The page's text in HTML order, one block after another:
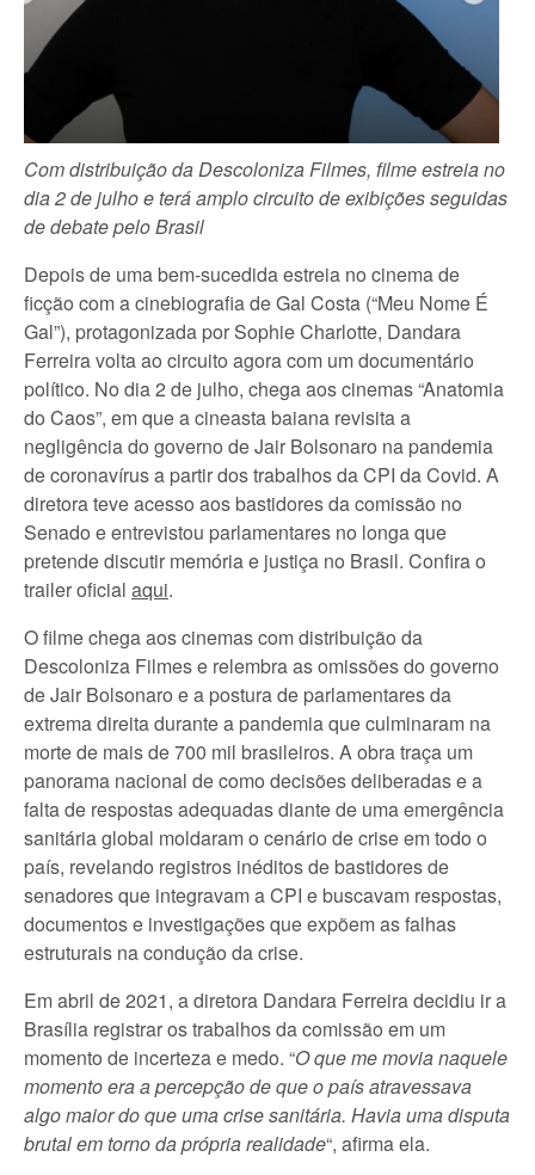
Com distribuição da Descoloniza Filmes, filme estreia no
dia 2 de julho e terá amplo circuito de exibições seguidas
de debate pelo Brasil
Depois de uma bem-sucedida estreia no cinema de
ficção com a cinebiografia de Gal Costa (“Meu Nome É
Gal”), protagonizada por Sophie Charlotte, Dandara
Ferreira volta ao circuito agora com um documentário
político. No dia 2 de julho, chega aos cinemas “Anatomia
do Caos”, em que a cineasta baiana revisita a
negligência do governo de Jair Bolsonaro na pandemia
de coronavírus a partir dos trabalhos da CPI da Covid. A
diretora teve acesso aos bastidores da comissão no
Senado e entrevistou parlamentares no longa que
pretende discutir memória e justiça no Brasil. Confira o
trailer oficial aqui.
O filme chega aos cinemas com distribuição da
Descoloniza Filmes e relembra as omissões do governo
de Jair Bolsonaro e a postura de parlamentares da
extrema direita durante a pandemia que culminaram na
morte de mais de 700 mil brasileiros. A obra traça um
panorama nacional de como decisões deliberadas e a
falta de respostas adequadas diante de uma emergência
sanitária global moldaram o cenário de crise em todo o
país, revelando registros inéditos de bastidores de
senadores que integravam a CPI e buscavam respostas,
documentos e investigações que expõem as falhas
estruturais na condução da crise.
Em abril de 2021, a diretora Dandara Ferreira decidiu ir a
Brasília registrar os trabalhos da comissão em um
momento de incerteza e medo. “O que me movia naquele
momento era a percepção de que o país atravessava
algo maior do que uma crise sanitária. Havia uma disputa
brutal em torno da própria realidade“, afirma ela.